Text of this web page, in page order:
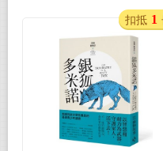
扣抵 1